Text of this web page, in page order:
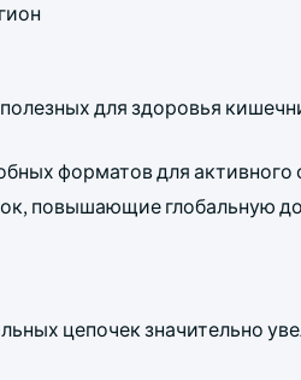
для здоровья
форматов для активного
повышающие глобальную
цепочек значительно